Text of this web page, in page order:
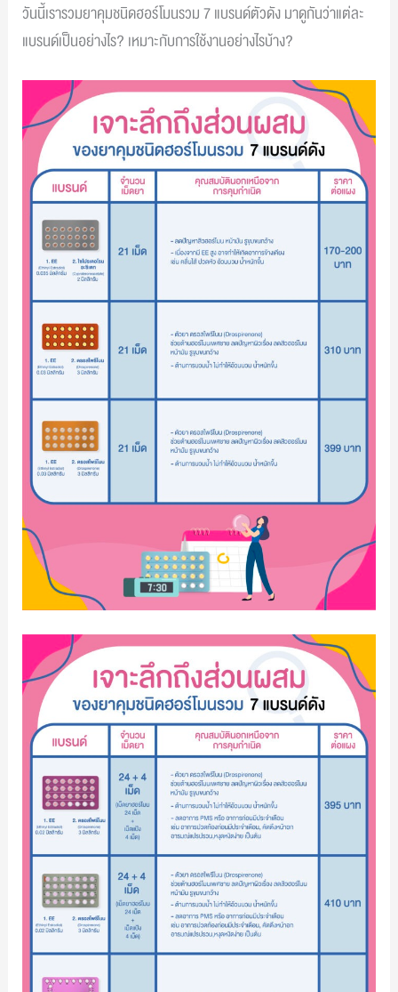
วันนี้เรารวมยาคุมชนิดฮอร์โมนรวม 7 แบรนด์ตัวดัง มาดูกันว่าแต่ละ
แบรนด์เป็นอย่างไร? เหมาะกับการใช้งานอย่างไรบ้าง?